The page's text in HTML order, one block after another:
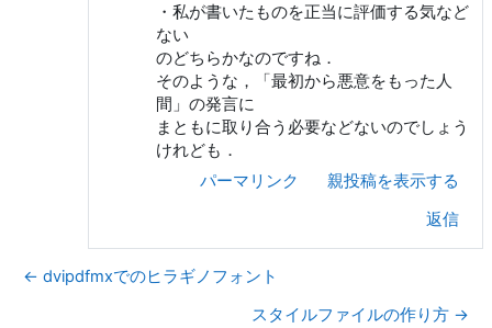
・私が書いたものを正当に評価する気など
ない
のどちらかなのですね．
そのような，「最初から悪意をもった人
間」の発言に
まともに取り合う必要などないのでしょう
けれども．
パーマリンク
親投稿を表示する
返信
← dvipdfmxでのヒラギノフォント
スタイルファイルの作り方 →